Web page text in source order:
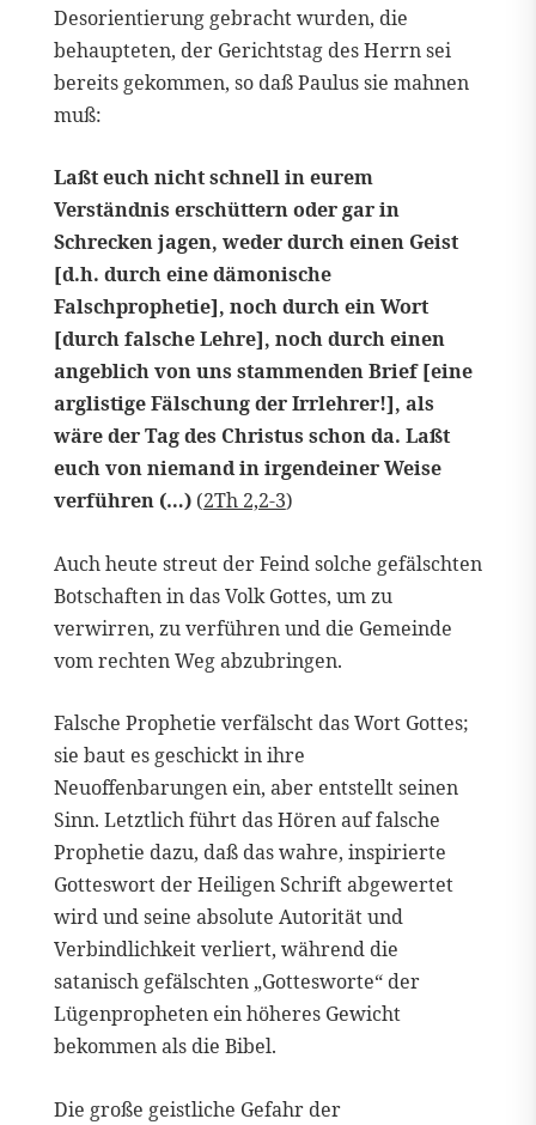
Desorientierung gebracht wurden, die
behaupteten, der Gerichtstag des Herrn sei
bereits gekommen, so daß Paulus sie mahnen
muß:
Laßt euch nicht schnell in eurem
Verständnis erschüttern oder gar in
Schrecken jagen, weder durch einen Geist
[d.h. durch eine dämonische
Falschprophetie], noch durch ein Wort
[durch falsche Lehre], noch durch einen
angeblich von uns stammenden Brief [eine
arglistige Fälschung der Irrlehrer!], als
wäre der Tag des Christus schon da. Laßt
euch von niemand in irgendeiner Weise
verführen (…) (2Th 2,2-3)
Auch heute streut der Feind solche gefälschten
Botschaften in das Volk Gottes, um zu
verwirren, zu verführen und die Gemeinde
vom rechten Weg abzubringen.
Falsche Prophetie verfälscht das Wort Gottes;
sie baut es geschickt in ihre
Neuoffenbarungen ein, aber entstellt seinen
Sinn. Letztlich führt das Hören auf falsche
Prophetie dazu, daß das wahre, inspirierte
Gotteswort der Heiligen Schrift abgewertet
wird und seine absolute Autorität und
Verbindlichkeit verliert, während die
satanisch gefälschten „Gottesworte“ der
Lügenpropheten ein höheres Gewicht
bekommen als die Bibel.
Die große geistliche Gefahr der